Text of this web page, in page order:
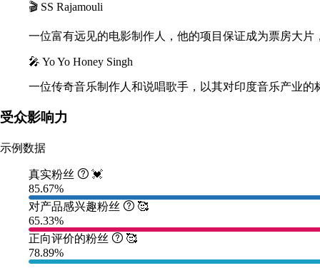
🎬 SS Rajamouli
一位富有远见的电影制作人，他的项目保证成为票房大片
🎤 Yo Yo Honey Singh
一位传奇音乐制作人和说唱歌手，以其对印度音乐产业的
受众影响力
示例数据
真实粉丝  💓
85.67%
对产品感兴趣粉丝  🥰
65.33%
正向评价的粉丝  🥰
78.89%